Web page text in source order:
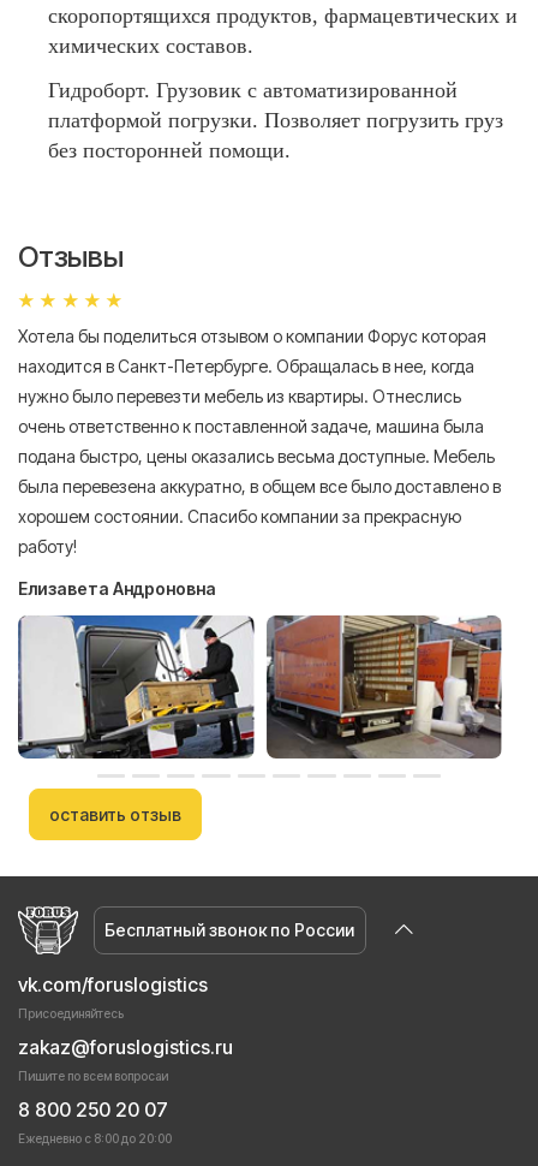
скоропортящихся продуктов, фармацевтических и
химических составов.
Гидроборт. Грузовик с автоматизированной
платформой погрузки. Позволяет погрузить груз
без посторонней помощи.
Отзывы
Хотела бы поделиться отзывом о компании Форус которая
находится в Санкт-Петербурге. Обращалась в нее, когда
нужно было перевезти мебель из квартиры. Отнеслись
очень ответственно к поставленной задаче, машина была
подана быстро, цены оказались весьма доступные. Мебель
была перевезена аккуратно, в общем все было доставлено в
хорошем состоянии. Спасибо компании за прекрасную
работу!
Елизавета Андроновна
оставить отзыв
Бесплатный звонок по России
vk.com/foruslogistics
Присоединяйтесь
zakaz@foruslogistics.ru
Пишите по всем вопросаи
8 800 250 20 07
Ежедневно с 8:00 до 20:00